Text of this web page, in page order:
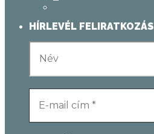
HÍRLEVÉL FELIRATKOZÁS